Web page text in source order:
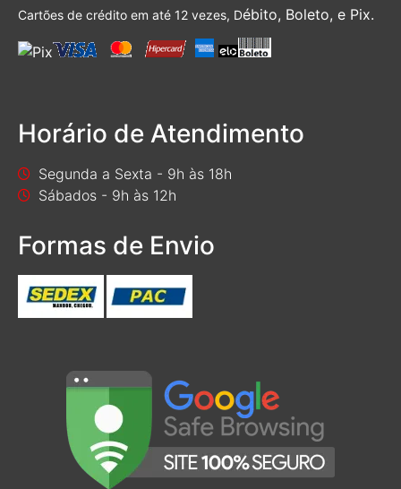
Cartões de crédito em até 12 vezes, Débito, Boleto, e Pix.
Horário de Atendimento
Segunda a Sexta - 9h às 18h
Sábados - 9h às 12h
Formas de Envio